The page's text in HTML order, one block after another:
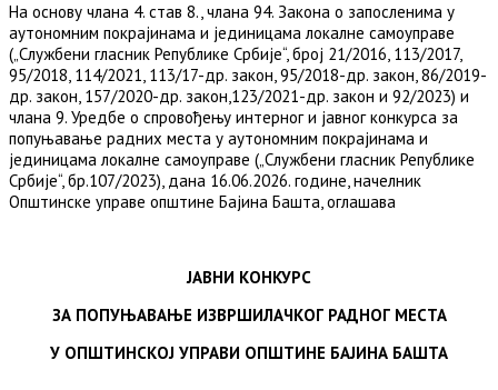
На основу члана 4. став 8., члана 94. Закона о запосленима у
аутономним покрајинама и јединицама локалне самоуправе
(„Службени гласник Републике Србије“, број 21/2016, 113/2017,
95/2018, 114/2021, 113/17-др. закон, 95/2018-др. закон, 86/2019-
др. закон, 157/2020-др. закон,123/2021-др. закон и 92/2023) и
члана 9. Уредбе о спровођењу интерног и јавног конкурса за
попуњавање радних места у аутономним покрајинама и
јединицама локалне самоуправе („Службени гласник Републике
Србије“, бр.107/2023), дана 16.06.2026. године, начелник
Општинске управе општине Бајина Башта, оглашава
ЈАВНИ КОНКУРС
ЗА ПОПУЊАВАЊЕ ИЗВРШИЛАЧКОГРАДНОГМЕСТА
У ОПШТИНСКОЈ УПРАВИ ОПШТИНЕ БАЈИНА БАШТА